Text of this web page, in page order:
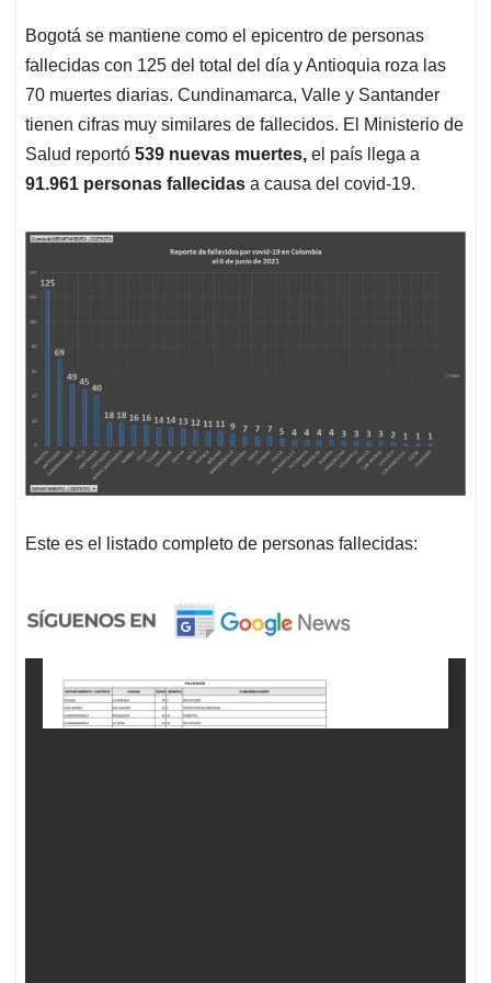
Bogotá se mantiene como el epicentro de personas
fallecidas con 125 del total del día y Antioquia roza las
70 muertes diarias. Cundinamarca, Valle y Santander
tienen cifras muy similares de fallecidos. El Ministerio de
Salud reportó 539 nuevas muertes, el país llega a
91.961 personas fallecidas a causa del covid-19.
Este es el listado completo de personas fallecidas: